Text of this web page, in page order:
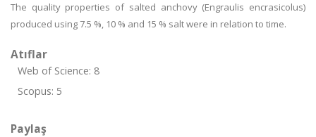
The quality properties of salted anchovy (Engraulis encrasicolus)
produced using 7.5 %, 10 % and 15 % salt were in relation to time.
Atıflar
Web of Science: 8
Scopus: 5
Paylaş